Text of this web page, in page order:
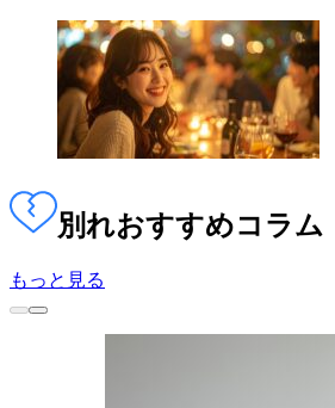
別れおすすめコラム
もっと見る